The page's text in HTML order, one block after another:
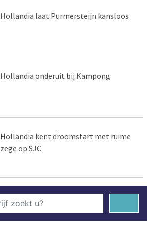
Hollandia laat Purmersteijn kansloos
Hollandia onderuit bij Kampong
Hollandia kent droomstart met ruime
zege op SJC